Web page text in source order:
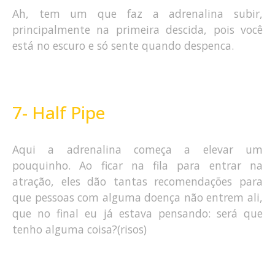
Ah, tem um que faz a adrenalina subir,
principalmente na primeira descida, pois você
está no escuro e só sente quando despenca.
7- Half Pipe
Aqui a adrenalina começa a elevar um
pouquinho. Ao ficar na fila para entrar na
atração, eles dão tantas recomendações para
que pessoas com alguma doença não entrem ali,
que no final eu já estava pensando: será que
tenho alguma coisa?(risos)